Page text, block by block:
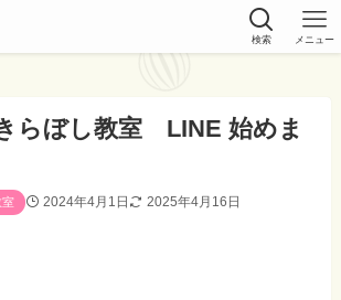
検索 メニュー
らぼし教室 LINE 始めま
室 2024年4月1日 2025年4月16日